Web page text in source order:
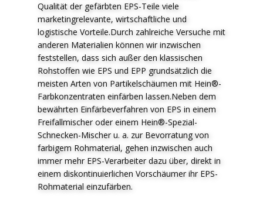
Qualität der gefärbten EPS-Teile viele
marketingrelevante, wirtschaftliche und
logistische Vorteile.Durch zahlreiche Versuche mit
anderen Materialien können wir inzwischen
feststellen, dass sich außer den klassischen
Rohstoffen wie EPS und EPP grundsätzlich die
meisten Arten von Partikelschäumen mit Hein®-
Farbkonzentraten einfärben lassen.Neben dem
bewährten Einfärbeverfahren von EPS in einem
Freifallmischer oder einem Hein®-Spezial-
Schnecken-Mischer u. a. zur Bevorratung von
farbigem Rohmaterial, gehen inzwischen auch
immer mehr EPS-Verarbeiter dazu über, direkt in
einem diskontinuierlichen Vorschäumer ihr EPS-
Rohmaterial einzufärben.